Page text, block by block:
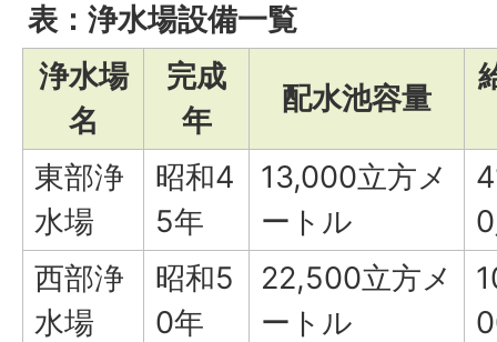
表：浄水場設備一覧
浄水場
名
完成
年
配水池容量
東部浄
水場
昭和4
5年
13,000立方メ
ートル
西部浄
水場
昭和5
0年
22,500立方メ
ートル